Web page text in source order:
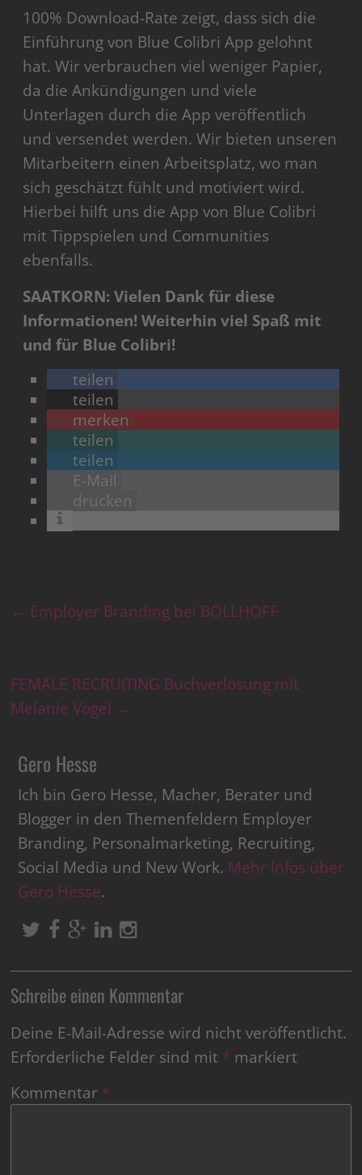
100% Download-Rate zeigt, dass sich die
Einführung von Blue Colibri App gelohnt
hat. Wir verbrauchen viel weniger Papier,
da die Ankündigungen und viele
Unterlagen durch die App veröffentlich
und versendet werden. Wir bieten unseren
Mitarbeitern einen Arbeitsplatz, wo man
sich geschätzt fühlt und motiviert wird.
Hierbei hilft uns die App von Blue Colibri
mit Tippspielen und Communities
ebenfalls.
SAATKORN: Vielen Dank für diese
Informationen! Weiterhin viel Spaß mit
und für Blue Colibri!
teilen
teilen
merken
teilen
teilen
E-Mail
drucken
← Employer Branding bei BÖLLHOFF
FEMALE RECRUITING Buchverlosung mit
Melanie Vogel →
Gero Hesse
Ich bin Gero Hesse, Macher, Berater und
Blogger in den Themenfeldern Employer
Branding, Personalmarketing, Recruiting,
Social Media und New Work. Mehr Infos über
Gero Hesse.
Schreibe einen Kommentar
Deine E-Mail-Adresse wird nicht veröffentlicht.
Erforderliche Felder sind mit * markiert
Kommentar *